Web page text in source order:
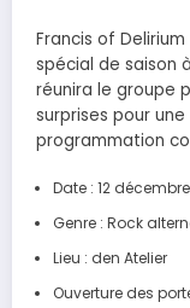
Francis of
spécial de saison
réunira le groupe
surprises pour
programmation
Date : 12
Genre : Rock
Lieu : den Atelier
Ouverture des